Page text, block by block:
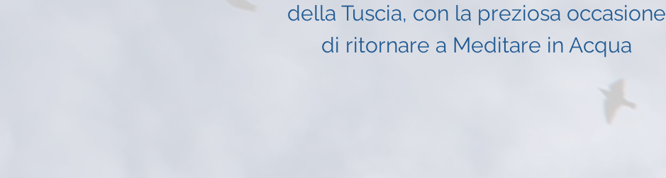
della Tuscia, con la preziosa occasione
di ritornare a Meditare in Acqua